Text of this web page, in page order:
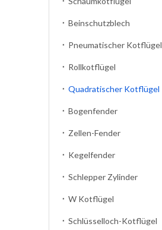
Beinschutzblech
Pneumatischer Kotflügel
Rollkotflügel
Quadratischer Kotflügel
Bogenfender
Zellen-Fender
Kegelfender
Schlepper Zylinder
W Kotflügel
Schlüsselloch-Kotflügel